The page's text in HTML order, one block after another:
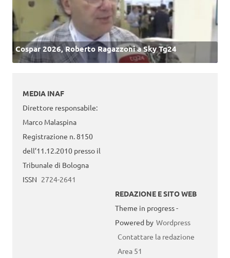
Cospar 2026, Roberto Ragazzoni a Sky Tg24
MEDIA INAF
Direttore responsabile:
Marco Malaspina
Registrazione n. 8150
dell’11.12.2010 presso il
Tribunale di Bologna
ISSN 2724-2641
REDAZIONE E SITO WEB
Theme in progress -
Powered by Wordpress
Contattare la redazione
Area 51